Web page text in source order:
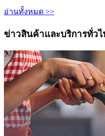
อ่านทั้งหมด >>
ข่าวสินค้าและบริการทั่วไ